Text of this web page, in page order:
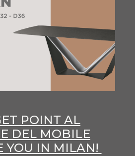
POINT AL
DEL MOBILE
YOU IN MILAN!